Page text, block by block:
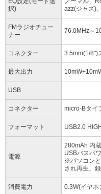
択)
azz(ジャズ)
FMラジオチュー
ナー
76.0MHz～
コネクター 3.5mm(1/8")
最大出力
USB
コネクター micro-Bタイ
フォーマット USB2.0
電源
280mAh 内
USBバスパ
※パソコン
され再生、
消費電力 0.3W(イヤホ